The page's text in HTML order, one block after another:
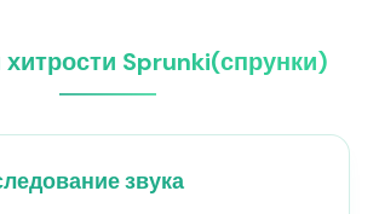
Sprunki(спрунки)
звука